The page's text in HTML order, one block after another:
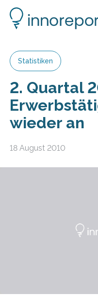
Statistiken
2. Quartal
wieder an
18 August 2010